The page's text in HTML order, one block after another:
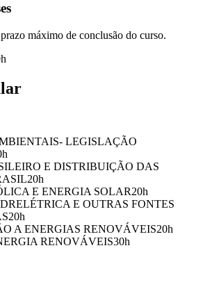
máximo de conclusão do curso.
h
LEGISLAÇÃO
h
E DISTRIBUIÇÃO DAS
20h
E ENERGIA SOLAR20h
E OUTRAS FONTES
20h
A ENERGIAS RENOVÁVEIS20h
RENOVÁVEIS30h